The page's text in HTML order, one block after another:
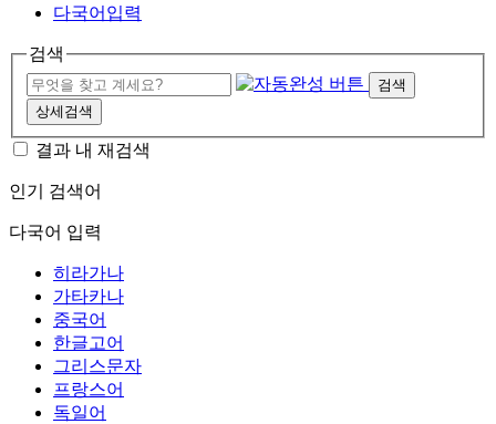
다국어입력
검색
검색
상세검색
결과 내 재검색
인기 검색어
다국어 입력
히라가나
가타카나
중국어
한글고어
그리스문자
프랑스어
독일어